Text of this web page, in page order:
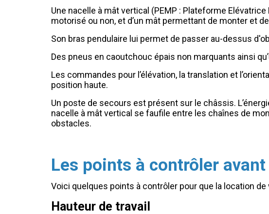
Une nacelle à mât vertical (PEMP : Plateforme
motorisé ou non, et d’un mât permettant de monter et
Son bras pendulaire lui permet de passer au-dessus
Des pneus en caoutchouc épais non marquants ainsi
Les commandes pour l’élévation, la translation et
position haute.
Un poste de secours est présent sur le châssis.
nacelle à mât vertical se faufile entre les chaînes de
obstacles.
Les points à contrôler
Voici quelques points à contrôler pour que la location
Hauteur de travail